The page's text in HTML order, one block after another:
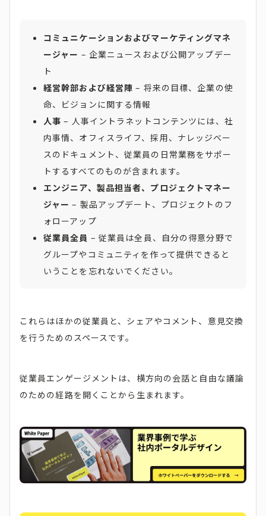
コミュニケーションおよびマーケティングマネ
ージャー – 企業ニュースおよび公開アップデー
ト
経営幹部および経営陣 – 将来の目標、企業の使
命、ビジョンに関する情報
人事 – 人事イントラネットコンテンツには、社
内事情、オフィスライフ、採用、ナレッジベー
スのドキュメント、従業員の日常業務をサポー
トするすべてのものが含まれます。
エンジニア、製品担当者、プロジェクトマネー
ジャー– 製品アップデート、プロジェクトのフ
ォローアップ
従業員全員 – 従業員は全員、自分の得意分野で
グループやコミュニティを作って提供できると
いうことを忘れないでください。
これらはほかの従業員と、シェアやコメント、意見交換
を行うためのスペースです。
従業員エンゲージメントは、横方向の会話と自由な議論
のための経路を開くことから生まれます。